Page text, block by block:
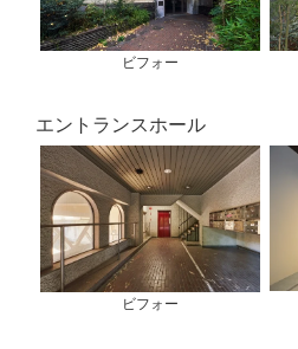
ビフォー
エントランスホール
ビフォー